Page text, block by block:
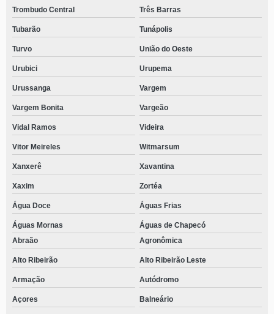
Trombudo Central Três Barras
Tubarão Tunápolis
Turvo União do Oeste
Urubici Urupema
Urussanga Vargem
Vargem Bonita Vargeão
Vidal Ramos Videira
Vitor Meireles Witmarsum
Xanxerê Xavantina
Xaxim Zortéa
Água Doce Águas Frias
Águas Mornas
Águas de Chapecó
Abraão
Agronômica
Alto Ribeirão Alto Ribeirão Leste
Armação Autódromo
Açores Balneário